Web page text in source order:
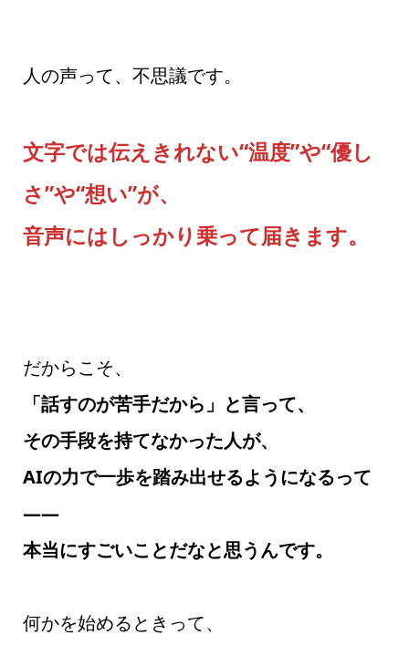
人の声って、不思議です。
文字では伝えきれない“温度”や“優し
さ”や“想い”が、
音声にはしっかり乗って届きます。
だからこそ、
「話すのが苦手だから」と言って、
その手段を持てなかった人が、
AIの力で一歩を踏み出せるようになるって
――
本当にすごいことだなと思うんです。
何かを始めるときって、